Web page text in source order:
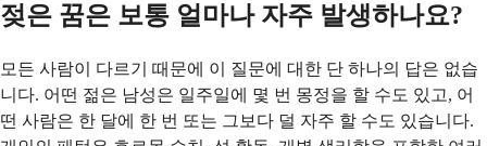
젖은 꿈은 보통 얼마나 자주 발생하나요?
모든 사람이 다르기 때문에 이 질문에 대한 단 하나의 답은 없습
니다. 어떤 젊은 남성은 일주일에 몇 번 몽정을 할 수도 있고, 어
떤 사람은 한 달에 한 번 또는 그보다 덜 자주 할 수도 있습니다.